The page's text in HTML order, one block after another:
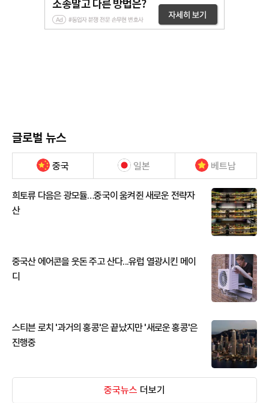
글로벌 뉴스
중국 일본 베트남
희토류 다음은 광모듈…중국이 움켜쥔 새로운 전략자
산
중국산 에어콘을 웃돈 주고 산다...유럽 열광시킨 메이
디
스티븐 로치 '과거의 홍콩'은 끝났지만 '새로운 홍콩'은
진행중
중국뉴스 더보기